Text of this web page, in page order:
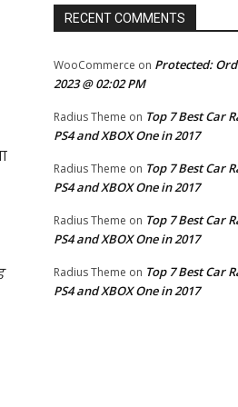
RECENT COMMENTS
WooCommerce on Protected:
2023 @ 02:02 PM
Radius Theme on Top 7 Best Car
PS4 and XBOX One in 2017
Radius Theme on Top 7 Best Car
PS4 and XBOX One in 2017
Radius Theme on Top 7 Best Car
PS4 and XBOX One in 2017
Radius Theme on Top 7 Best Car
PS4 and XBOX One in 2017